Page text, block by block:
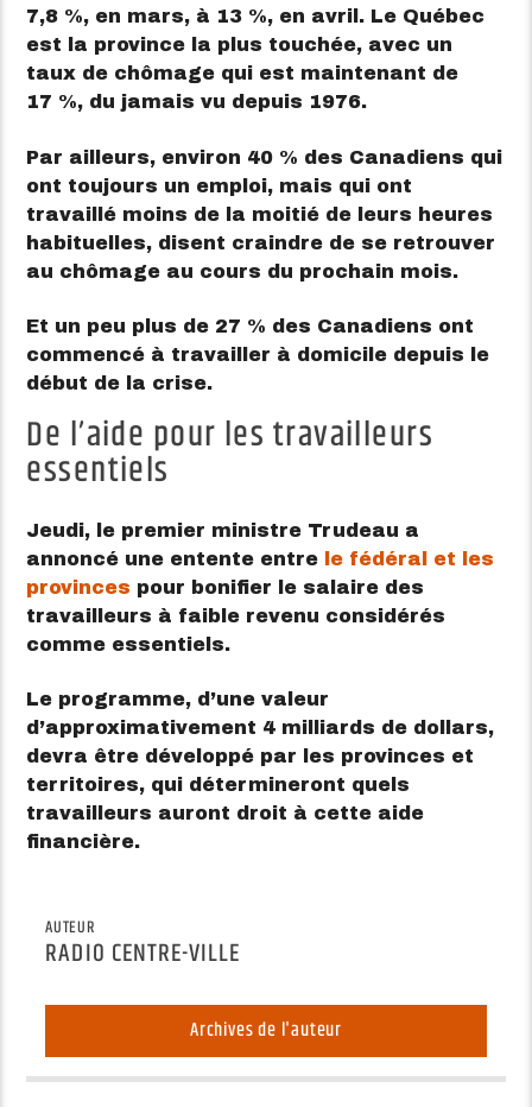
7,8 %, en mars, à 13 %, en avril. Le Québec
est la province la plus touchée, avec un
taux de chômage qui est maintenant de
17 %, du jamais vu depuis 1976.
Par ailleurs, environ 40 % des Canadiens qui
ont toujours un emploi, mais qui ont
travaillé moins de la moitié de leurs heures
habituelles, disent craindre de se retrouver
au chômage au cours du prochain mois.
Et un peu plus de 27 % des Canadiens ont
commencé à travailler à domicile depuis le
début de la crise.
De l’aide pour les travailleurs
essentiels
Jeudi, le premier ministre Trudeau a
annoncé une entente entre
le fédéral et les
provinces pour bonifier le salaire des
travailleurs à faible revenu considérés
comme essentiels.
Le programme, d’une valeur
d’approximativement 4 milliards de dollars,
devra être développé par les provinces et
territoires, qui détermineront quels
travailleurs auront droit à cette aide
financière.
AUTEUR
RADIO CENTRE-VILLE
Archives de l'auteur